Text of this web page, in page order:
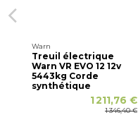
Warn
Treuil électrique
Warn VR EVO 12 12v
5443kg Corde
synthétique
1 211,76 €
1 346,40 €